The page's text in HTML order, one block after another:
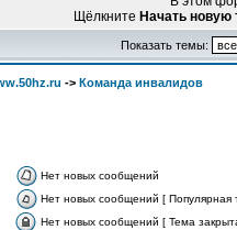
Щёлкните Начать новую
Показать темы:
-> Команда инвалидов
Нет новых сообщений
Нет новых сообщений [ Популярная
Нет новых сообщений [ Тема